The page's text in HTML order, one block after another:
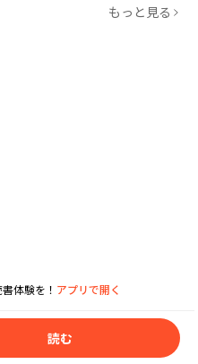
もっと見る
体験を！ アプリで開く
読む